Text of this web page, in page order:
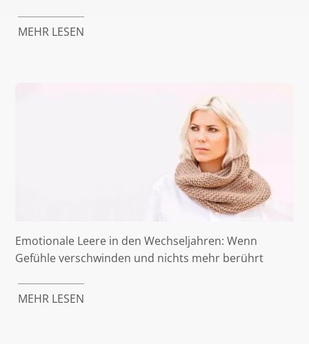
MEHR LESEN
Emotionale Leere in den Wechseljahren: Wenn
Gefühle verschwinden und nichts mehr berührt
MEHR LESEN